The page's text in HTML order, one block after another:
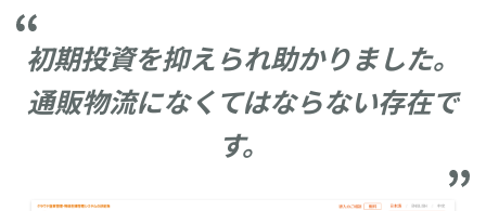
初期投資を抑えられ助かりました。
通販物流になくてはならない存在で
す。